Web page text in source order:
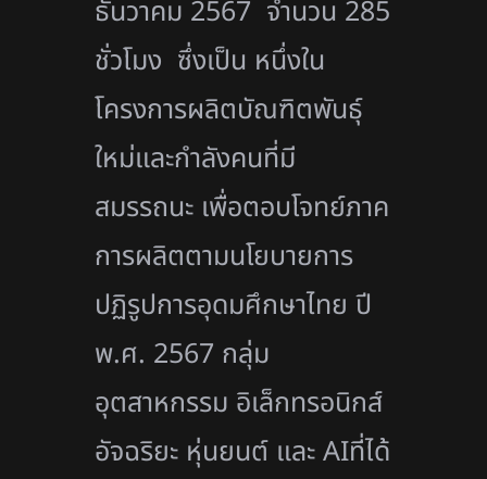
ธันวาคม 2567 จำนวน 285
ชั่วโมง ซึ่งเป็น หนึ่งใน
โครงการผลิตบัณฑิตพันธุ์
ใหม่และกำลังคนที่มี
สมรรถนะ เพื่อตอบโจทย์ภาค
การผลิตตามนโยบายการ
ปฏิรูปการอุดมศึกษาไทย ปี
พ.ศ. 2567 กลุ่ม
อุตสาหกรรม อิเล็กทรอนิกส์
อัจฉริยะ หุ่นยนต์ และAIที่ได้